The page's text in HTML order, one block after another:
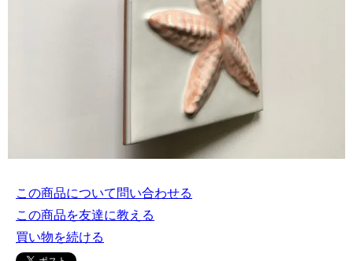
この商品について問い合わせる
この商品を友達に教える
買い物を続ける